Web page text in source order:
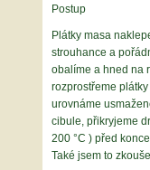
Postup
Plátky masa
strouhance a
obalíme a hned na
rozprostřeme
urovnáme
cibule, přikryjeme
200 °C ) před
Také jsem to